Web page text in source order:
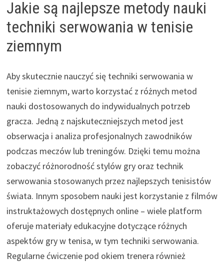
Jakie są najlepsze metody nauki
techniki serwowania w tenisie
ziemnym
Aby skutecznie nauczyć się techniki serwowania w
tenisie ziemnym, warto korzystać z różnych metod
nauki dostosowanych do indywidualnych potrzeb
gracza. Jedną z najskuteczniejszych metod jest
obserwacja i analiza profesjonalnych zawodników
podczas meczów lub treningów. Dzięki temu można
zobaczyć różnorodność stylów gry oraz technik
serwowania stosowanych przez najlepszych tenisistów
świata. Innym sposobem nauki jest korzystanie z filmów
instruktażowych dostępnych online – wiele platform
oferuje materiały edukacyjne dotyczące różnych
aspektów gry w tenisa, w tym techniki serwowania.
Regularne ćwiczenie pod okiem trenera również